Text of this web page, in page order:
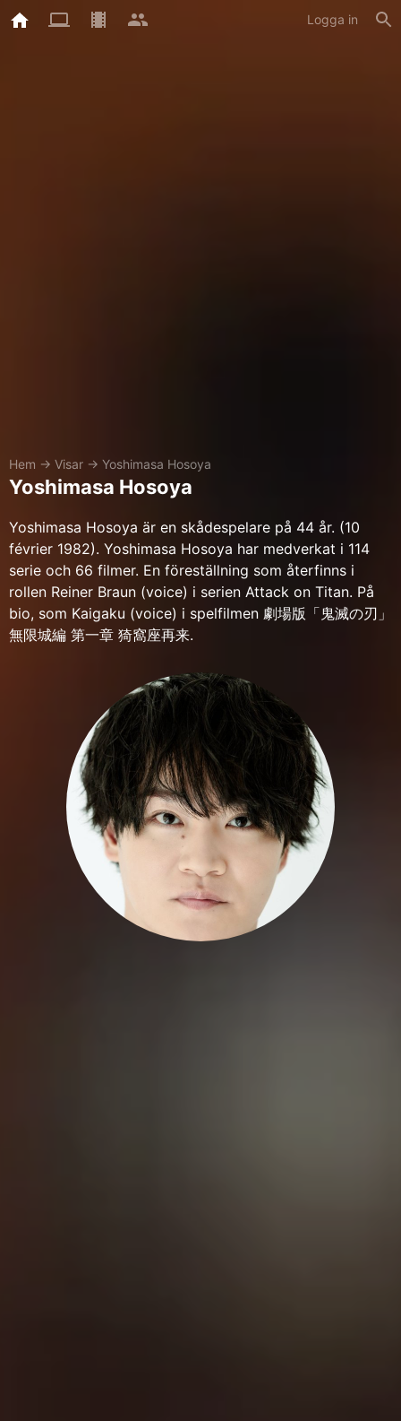
Logga in
Hem → Visar → Yoshimasa Hosoya
Yoshimasa Hosoya
Yoshimasa Hosoya är en skådespelare på 44 år. (10
février 1982). Yoshimasa Hosoya har medverkat i 114
serie och 66 filmer. En föreställning som återfinns i
rollen Reiner Braun (voice) i serien Attack on Titan. På
bio, som Kaigaku (voice) i spelfilmen 劇場版「鬼滅の刃」
無限城編 第一章 猗窩座再来.